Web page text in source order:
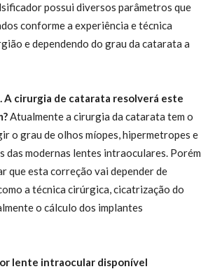
possui diversos parâmetros que
conforme a experiência e técnica
e dependendo do grau da catarata a
A cirurgia de catarata resolverá este
Atualmente a cirurgia da catarata tem o
o grau de olhos míopes, hipermetropes e
das modernas lentes intraoculares. Porém
que esta correção vai depender de
a técnica cirúrgica, cicatrização do
o cálculo dos implantes
lente intraocular disponível